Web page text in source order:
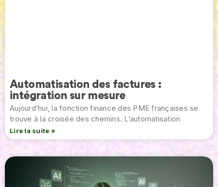
Automatisation des factures :
intégration sur mesure
Aujourd’hui, la fonction finance des PME françaises se
trouve à la croisée des chemins. L’automatisation
Lire la suite »